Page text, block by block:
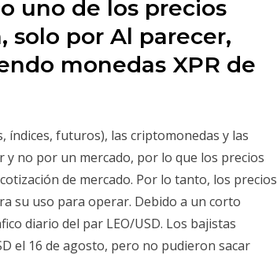
uno de los precios
solo por Al parecer,
monedas XPR de
índices, futuros), las criptomonedas y las
no por un mercado, por lo que los precios
de mercado. Por lo tanto, los precios
su uso para operar. Debido a un corto
diario del par LEO/USD. Los bajistas
el 16 de agosto, pero no pudieron sacar